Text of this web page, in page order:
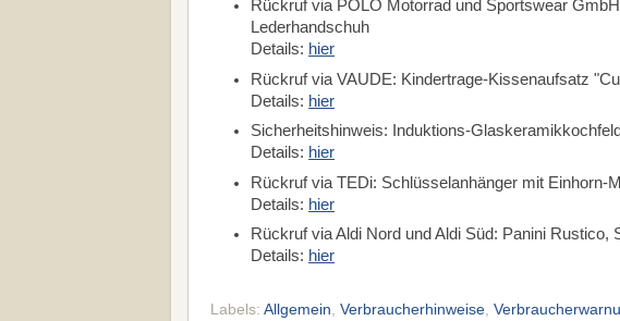
Rückruf via POLO Motorrad und Sportswear
Lederhandschuh
Details: hier
Rückruf via VAUDE: Kindertrage-Kissenaufsatz
Details: hier
Sicherheitshinweis: Induktions-
Details: hier
Rückruf via TEDi: Schlüsselanhänger mit Einhorn-
Details: hier
Rückruf via Aldi Nord und Aldi Süd: Panini Rustico,
Details: hier
Labels: Allgemein Verbraucherhinweise